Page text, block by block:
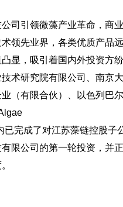
司引领微藻产业革命，商
领先业界，各类优质产品远
显，吸引着国内外投资方纷
术研究院有限公司、南京
（有限合伙）、以色列巴
已完成了对江苏藻链控股子
有限公司的第一轮投资，并